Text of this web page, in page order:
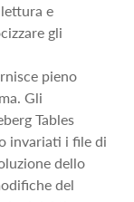
e
gli
pieno
Gli
Tables
invariati i file di
dello
del